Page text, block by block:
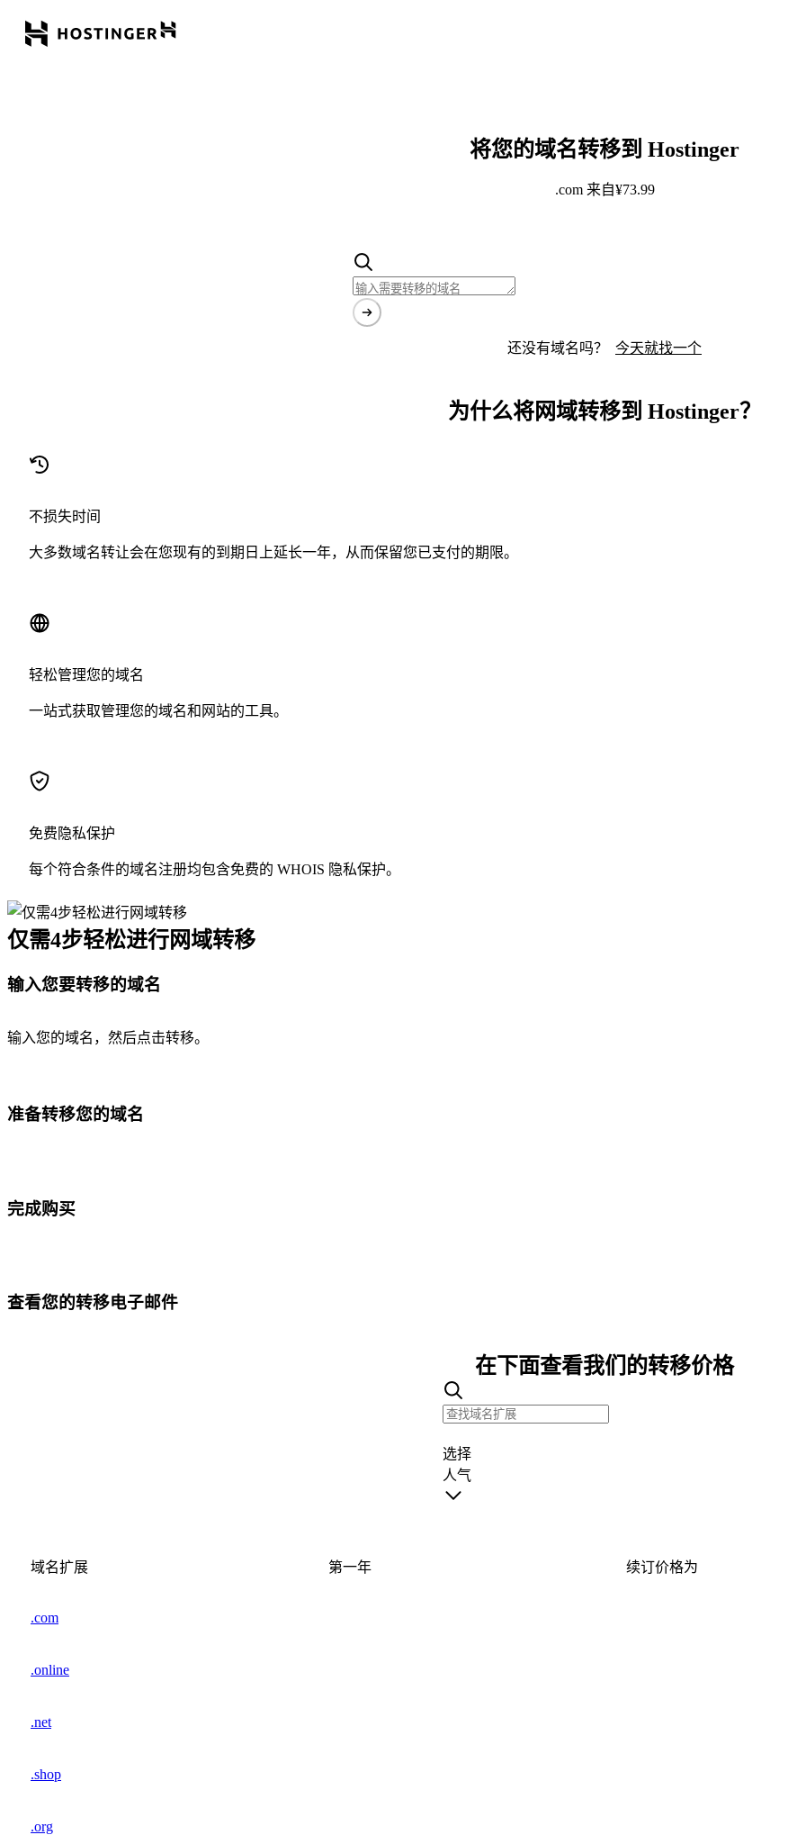
将您的域名转移到 Hostinger
.com来自¥73.99
还没有域名吗？ 今天就找一个
为什么将网域转移到 Hostinger？
不损失时间
大多数域名转让会在您现有的到期日上延长一年，从而保留您已支付的期限。
轻松管理您的域名
一站式获取管理您的域名和网站的工具。
免费隐私保护
每个符合条件的域名注册均包含免费的 WHOIS 隐私保护。
仅需4步轻松进行网域转移
输入您要转移的域名
输入您的域名，然后点击转移。
准备转移您的域名
完成购买
查看您的转移电子邮件
在下面查看我们的转移价格
选择
人气
域名扩展 第一年 续订价格为
.com
.online
.net
.shop
.org